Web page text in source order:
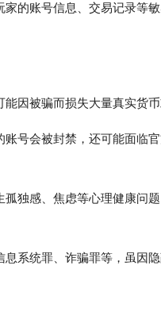
的账号信息、交易记录等
因被骗而损失大量真实货币
号会被封禁，还可能面临
独感、焦虑等心理健康问
系统罪、诈骗罪等，虽因